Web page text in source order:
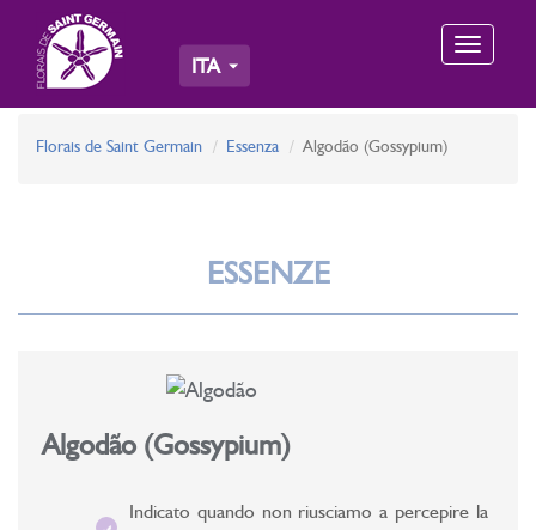
Toggle
ITA
Florais de Saint Germain Essenza Algodão (Gossypium)
ESSENZE
Algodão (Gossypium)
Indicato quando non riusciamo a percepire la